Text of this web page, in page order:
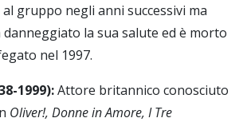
gruppo negli anni successivi ma
danneggiato la sua salute ed è morto
nel 1997.
1999):Attore britannico conosciuto
Oliver!, Donne in Amore, I Tre